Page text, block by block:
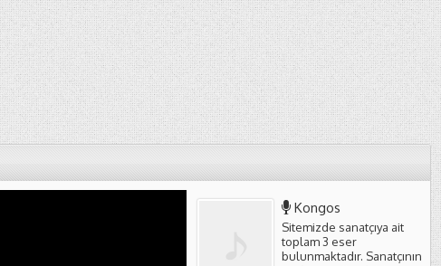
Kongos
Sitemizde sanatçıya ait
toplam 3 eser
bulunmaktadır. Sanatçının